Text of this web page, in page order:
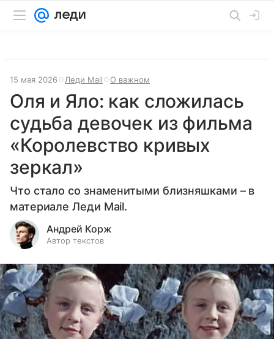
15 мая 2026 Леди Mail О важном
Оля и Яло: как сложилась
судьба девочек из фильма
«Королевство кривых
зеркал»
Что стало со знаменитыми близняшками – в
материале Леди Mail.
Андрей Корж
Автор текстов